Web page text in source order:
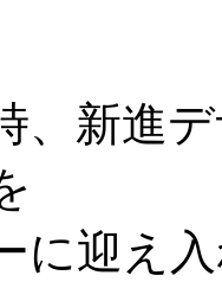
、新進
に迎え